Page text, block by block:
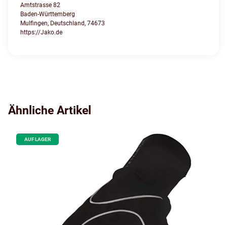
Amtstrasse 82
Baden-Württemberg
Mulfingen, Deutschland, 74673
https://Jako.de
Ähnliche Artikel
AUF LAGER